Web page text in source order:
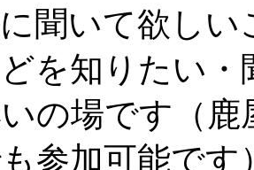
聞いて欲しい
を知りたい
の場です（
参加可能です